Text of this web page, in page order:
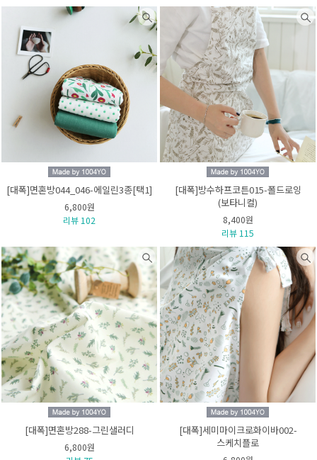
[대폭]면혼방044_046-에일린3종[택1]
6,800원
리뷰 102
[대폭]방수하프코튼015-폴드로잉
(보타니컬)
8,400원
리뷰 115
[대폭]면혼방288-그린샐러디
6,800원
[대폭]세미마이크로화이바002-
스케치플로